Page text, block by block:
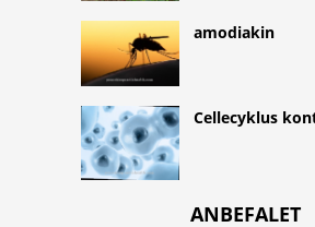
amodiakin
Cellecyklus
ANBEFALET